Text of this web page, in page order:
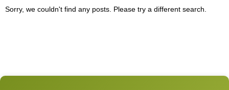
Sorry, we couldn't find any posts. Please try a different search.